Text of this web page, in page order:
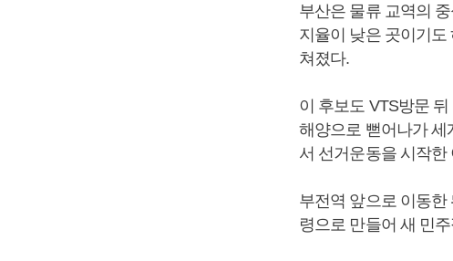
부산은 물류 교역의
지율이 낮은 곳이기도
쳐졌다.
이 후보도 VTS방문
해양으로 뻗어나가 세
서 선거운동을 시작한
부전역 앞으로 이동
령으로 만들어 새 민